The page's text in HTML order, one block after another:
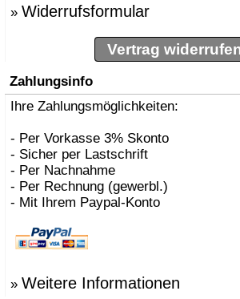
» Widerrufsformular
Vertrag
Zahlungsinfo
Ihre Zahlungsmöglichkeiten:
- Per Vorkasse 3% Skonto
- Sicher per Lastschrift
- Per Nachnahme
- Per Rechnung (gewerbl.)
- Mit Ihrem Paypal-Konto
» Weitere Informationen